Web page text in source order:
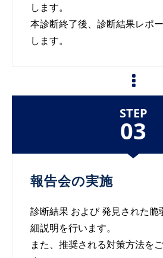
します。
本診断終了後、診断結果レポ
します。
STEP
03
報告会の実施
診断結果 および 発見された脆
細説明を行います。
また、推奨される対策方法を